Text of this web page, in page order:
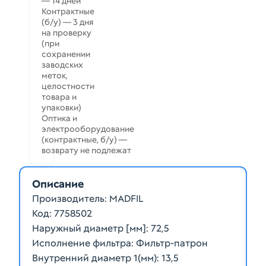
Контрактные
(б/у) — 3 дня
на проверку
(при
сохранении
заводских
меток,
целостности
товара и
упаковки)
Оптика и
электрооборудование
(контрактные, б/у) —
возврату не подлежат
Описание
Производитель: MADFIL
Код: 7758502
Наружный диаметр [мм]: 72,5
Исполнение фильтра: Фильтр-патрон
Внутренний диаметр 1(мм): 13,5